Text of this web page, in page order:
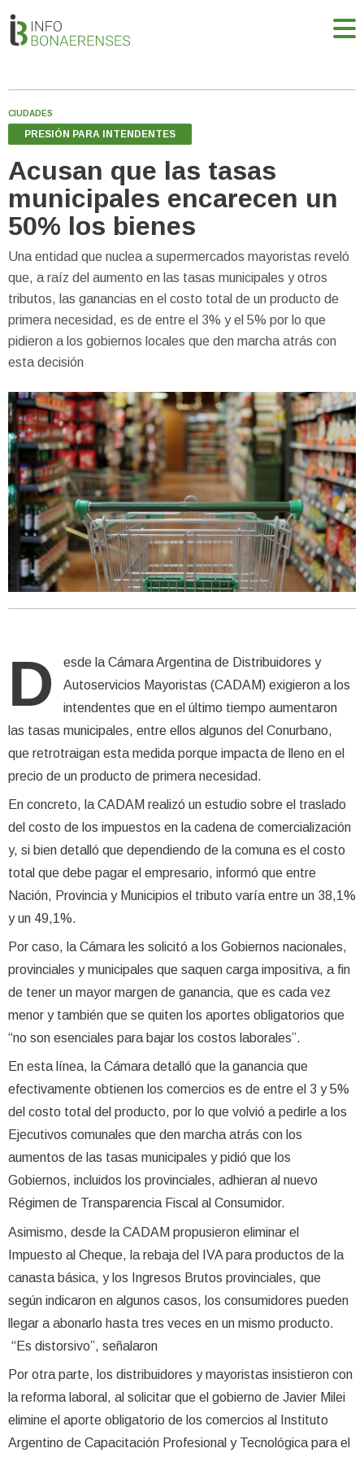
CIUDADES
PRESIÓN PARA INTENDENTES
Acusan que las tasas
municipales encarecen un
50% los bienes
Una entidad que nuclea a supermercados mayoristas reveló
que, a raíz del aumento en las tasas municipales y otros
tributos, las ganancias en el costo total de un producto de
primera necesidad, es de entre el 3% y el 5% por lo que
pidieron a los gobiernos locales que den marcha atrás con
esta decisión
D
esde la Cámara Argentina de Distribuidores y
Autoservicios Mayoristas (CADAM) exigieron a los
intendentes que en el último tiempo aumentaron
las tasas municipales, entre ellos algunos del Conurbano,
que retrotraigan esta medida porque impacta de lleno en el
precio de un producto de primera necesidad.
En concreto, la CADAM realizó un estudio sobre el traslado
del costo de los impuestos en la cadena de comercialización
y, si bien detalló que dependiendo de la comuna es el costo
total que debe pagar el empresario, informó que entre
Nación, Provincia y Municipios el tributo varía entre un 38,1%
y un 49,1%.
Por caso, la Cámara les solicitó a los Gobiernos nacionales,
provinciales y municipales que saquen carga impositiva, a fin
de tener un mayor margen de ganancia, que es cada vez
menor y también que se quiten los aportes obligatorios que
“no son esenciales para bajar los costos laborales”.
En esta línea, la Cámara detalló que la ganancia que
efectivamente obtienen los comercios es de entre el 3 y 5%
del costo total del producto, por lo que volvió a pedirle a los
Ejecutivos comunales que den marcha atrás con los
aumentos de las tasas municipales y pidió que los
Gobiernos, incluidos los provinciales, adhieran al nuevo
Régimen de Transparencia Fiscal al Consumidor.
Asimismo, desde la CADAM propusieron eliminar el
Impuesto al Cheque, la rebaja del IVA para productos de la
canasta básica, y los Ingresos Brutos provinciales, que
según indicaron en algunos casos, los consumidores pueden
llegar a abonarlo hasta tres veces en un mismo producto.
“Es distorsivo”, señalaron
Por otra parte, los distribuidores y mayoristas insistieron con
la reforma laboral, al solicitar que el gobierno de Javier Milei
elimine el aporte obligatorio de los comercios al Instituto
Argentino de Capacitación Profesional y Tecnológica para el